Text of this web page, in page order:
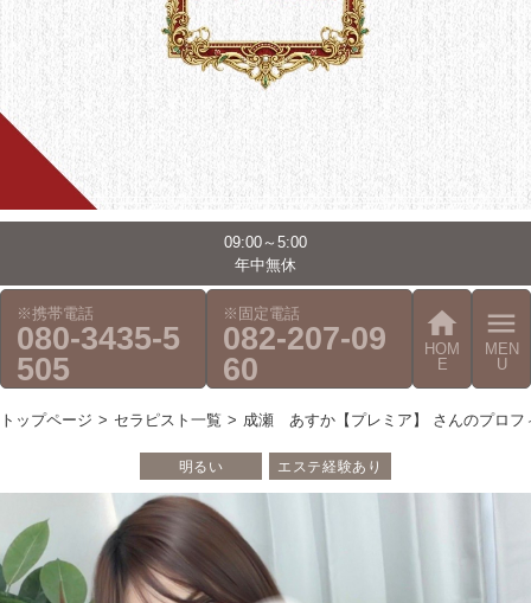
09:00～5:00
年中無休
※携帯電話
080-3435-5
505
※固定電話
082-207-09
60
home
HOM
E
menu
MEN
U
トップページ セラピスト一覧 成瀬 あすか【プレミア】 さんのプロフ
明るい エステ経験あり